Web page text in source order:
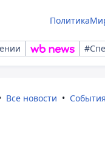
Политика
Все новости События